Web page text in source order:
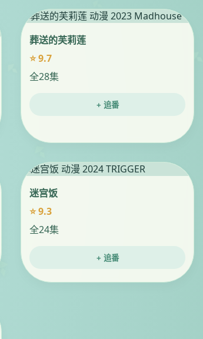
葬送的芙莉莲
⭐ 9.7
全28集
+ 追番
迷宫饭
⭐ 9.3
全24集
+ 追番